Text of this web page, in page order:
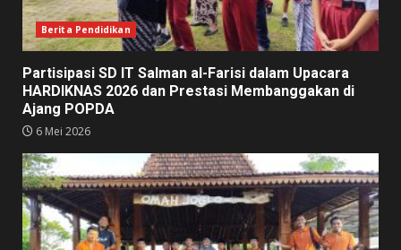
Berita Pendidikan
Partisipasi SD IT Salman al-Farisi dalam Upacara
HARDIKNAS 2026 dan Prestasi Membanggakan di
Ajang POPDA
6 Mei 2026